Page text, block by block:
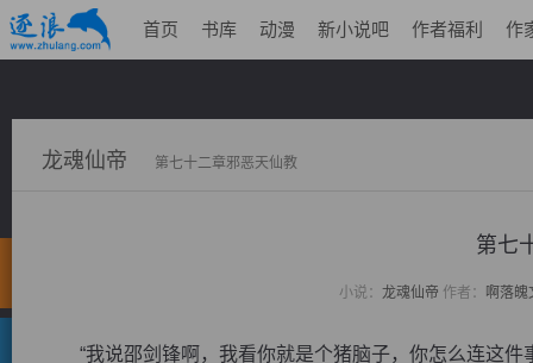
首页 书库 动漫 新小说吧 作者福利 作
龙魂仙帝 第七十二章邪恶天仙教
第七
小说： 龙魂仙帝 作者： 啊落魄
“我说邵剑锋啊，我看你就是个猪脑子，你怎么连这件